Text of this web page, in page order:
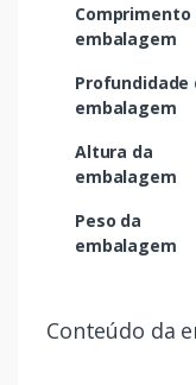
Comprimento
embalagem
Profundidade
embalagem
Altura da
embalagem
Peso da
embalagem
Conteúdo da